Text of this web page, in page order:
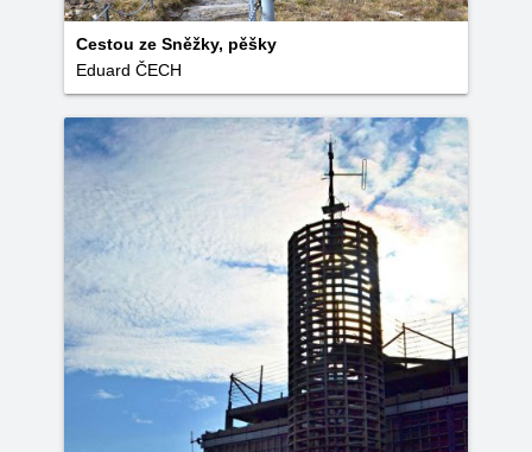
Cestou ze Sněžky, pěšky
Eduard ČECH